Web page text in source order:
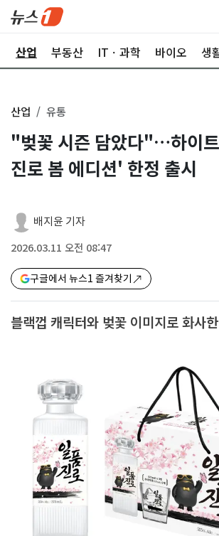
산업 부동산 ITㆍ과학 바이오 생
산업 유통
"벚꽃 시즌 담았다"…하이
진로 봄 에디션' 한정 출시
배지윤 기자
2026.03.11 오전 08:47
구글에서 뉴스1 즐겨찾기
블랙껍 캐릭터와 벚꽃 이미지로 화사